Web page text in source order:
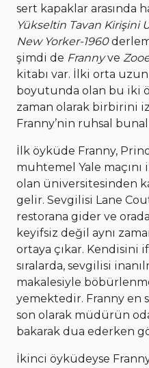
sert kapaklar arasında
Yükseltin Tavan Kirişini
New Yorker-1960
şimdi de Frannyve
kitabı var. İlki orta
boyutunda olan bu iki
zaman olarak birbirini
Franny’nin ruhsal
İlk öyküde Franny,
muhtemel Yale maçını
olan üniversitesinden
gelir. Sevgilisi Lane
restorana gider ve
keyifsiz değil aynı
ortaya çıkar. Kendisini
sıralarda, sevgilisi
makalesiyle
yemektedir. Franny en
son olarak müdürün
bakarak dua ederken
İkinci öyküdeyse